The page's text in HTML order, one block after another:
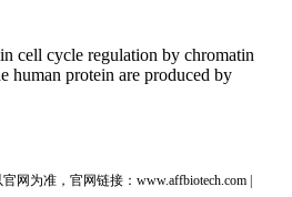
cell cycle regulation by chromatin
human protein are produced by
网为准，官网链接：www.affbiotech.com |